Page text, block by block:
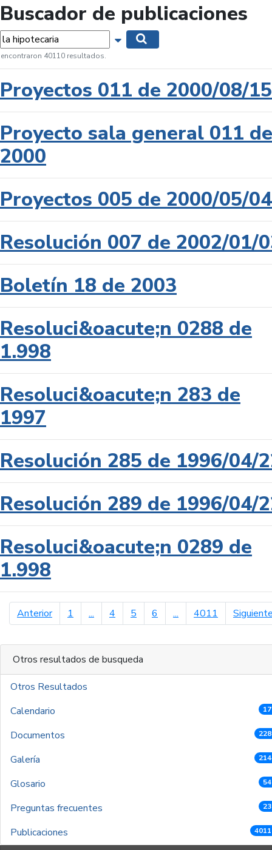
Buscador de publicaciones
Mostrar opciones de búsqueda
encontraron 40110 resultados.
Proyectos 011 de 2000/08/15
Proyecto sala general 011 de
2000
Proyectos 005 de 2000/05/04
Resolución 007 de 2002/01/
Boletín 18 de 2003
Resoluci&oacute;n 0288 de
1.998
Resoluci&oacute;n 283 de
1997
Resolución 285 de 1996/04/
Resolución 289 de 1996/04/
Resoluci&oacute;n 0289 de
1.998
Anteriorpágina anterior
1 ... 4 5 6 ... 4011
Otros resultados de busqueda
Otros Resultados
Calendario
Documentos
Galería
Glosario
Preguntas frecuentes
Publicaciones